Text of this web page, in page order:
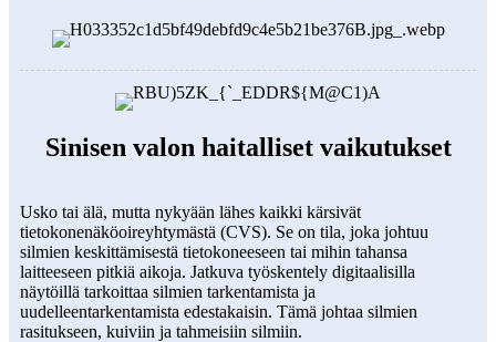
Sinisen valon haitalliset vaikutukset
Usko tai älä, mutta nykyään lähes kaikki kärsivät
tietokonenäköoireyhtymästä (CVS). Se on tila, joka johtuu
silmien keskittämisestä tietokoneeseen tai mihin tahansa
laitteeseen pitkiä aikoja. Jatkuva työskentely digitaalisilla
näytöillä tarkoittaa silmien tarkentamista ja
uudelleentarkentamista edestakaisin. Tämä johtaa silmien
rasitukseen, kuiviin ja tahmeisiin silmiin.